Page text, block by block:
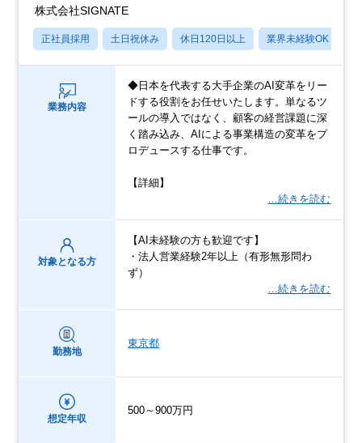
株式会社SIGNATE
正社員採用 土日祝休み 休日120日以上 業界未経験OK
業務内容
◆日本を代表する大手企業のAI変革をリー
ドする役割をお任せいたします。単なるツ
ールの導入ではなく、顧客の経営課題に深
く踏み込み、AIによる事業構造の変革をプ
ロデュースする仕事です。
【詳細】
…続きを読む
対象となる方
【AI未経験の方も歓迎です】
・法人営業経験2年以上（有形無形問わ
ず）
…続きを読む
勤務地
東京都
想定年収
500～900万円